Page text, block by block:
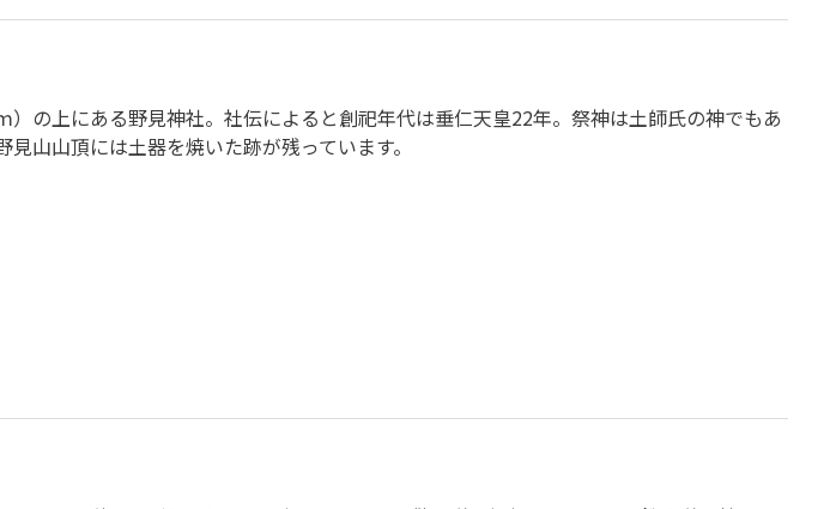
）の上にある野見神社。社伝によると創祀年代は垂仁天皇22年。祭神は土師氏の神でもあ
山山頂には土器を焼いた跡が残っています。